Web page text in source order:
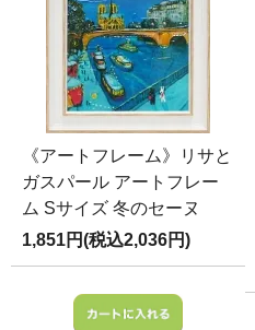
《アートフレーム》リサと
ガスパール アートフレー
ム Sサイズ 冬のセーヌ
1,851円(税込2,036円)